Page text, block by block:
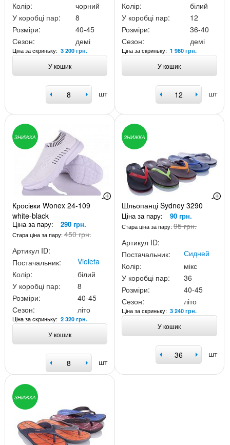
Колір:
чорний
У коробці пар:
8
Розміри:
40-45
Сезон:
демі
Ціна за скриньку: 3 200 грн.
У кошик
шт
Колір:
білий
У коробці пар:
12
Розміри:
36-40
Сезон:
демі
Ціна за скриньку:1 980 грн.
У кошик
шт
ЗНИЖКА
Кросівки Wonex 24-109
white-black
Ціна за пару: 290 грн.
Стара ціна за пару:450 грн.
Артикул ID:
Постачальник:
Violeta
Колір:
білий
У коробці пар:
8
Розміри:
40-45
Сезон:
літо
Ціна за скриньку: 2 320 грн.
У кошик
шт
ЗНИЖКА
Шльопанці Sydney 3290
Ціна за пару: 90 грн.
Стара ціна за пару:95 грн.
Артикул ID:
Постачальник:
Сидней
Колір:
мікс
У коробці пар:
36
Розміри:
40-45
Сезон:
літо
Ціна за скриньку:3 240 грн.
У кошик
шт
ЗНИЖКА